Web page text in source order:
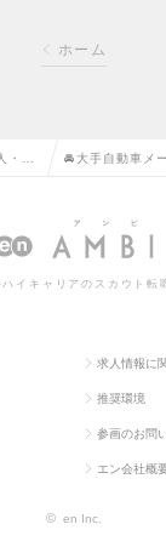
ホーム
・ホ
職
🚘大手自動車メ
【年収～471万
ハイキャリアのスカウト転
求人情報に
推奨環境
参画のお問
エン会社概
© en Inc.